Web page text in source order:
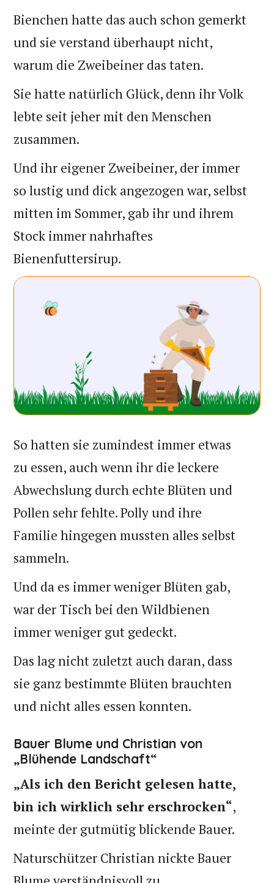
Bienchen hatte das auch schon gemerkt
und sie verstand überhaupt nicht,
warum die Zweibeiner das taten.
Sie hatte natürlich Glück, denn ihr Volk
lebte seit jeher mit den Menschen
zusammen.
Und ihr eigener Zweibeiner, der immer
so lustig und dick angezogen war, selbst
mitten im Sommer, gab ihr und ihrem
Stock immer nahrhaftes
Bienenfuttersirup.
So hatten sie zumindest immer etwas
zu essen, auch wenn ihr die leckere
Abwechslung durch echte Blüten und
Pollen sehr fehlte. Polly und ihre
Familie hingegen mussten alles selbst
sammeln.
Und da es immer weniger Blüten gab,
war der Tisch bei den Wildbienen
immer weniger gut gedeckt.
Das lag nicht zuletzt auch daran, dass
sie ganz bestimmte Blüten brauchten
und nicht alles essen konnten.
Bauer Blume und Christian von
„Blühende Landschaft“
„Als ich den Bericht gelesen hatte,
bin ich wirklich sehr erschrocken“,
meinte der gutmütig blickende Bauer.
Naturschützer Christian nickte Bauer